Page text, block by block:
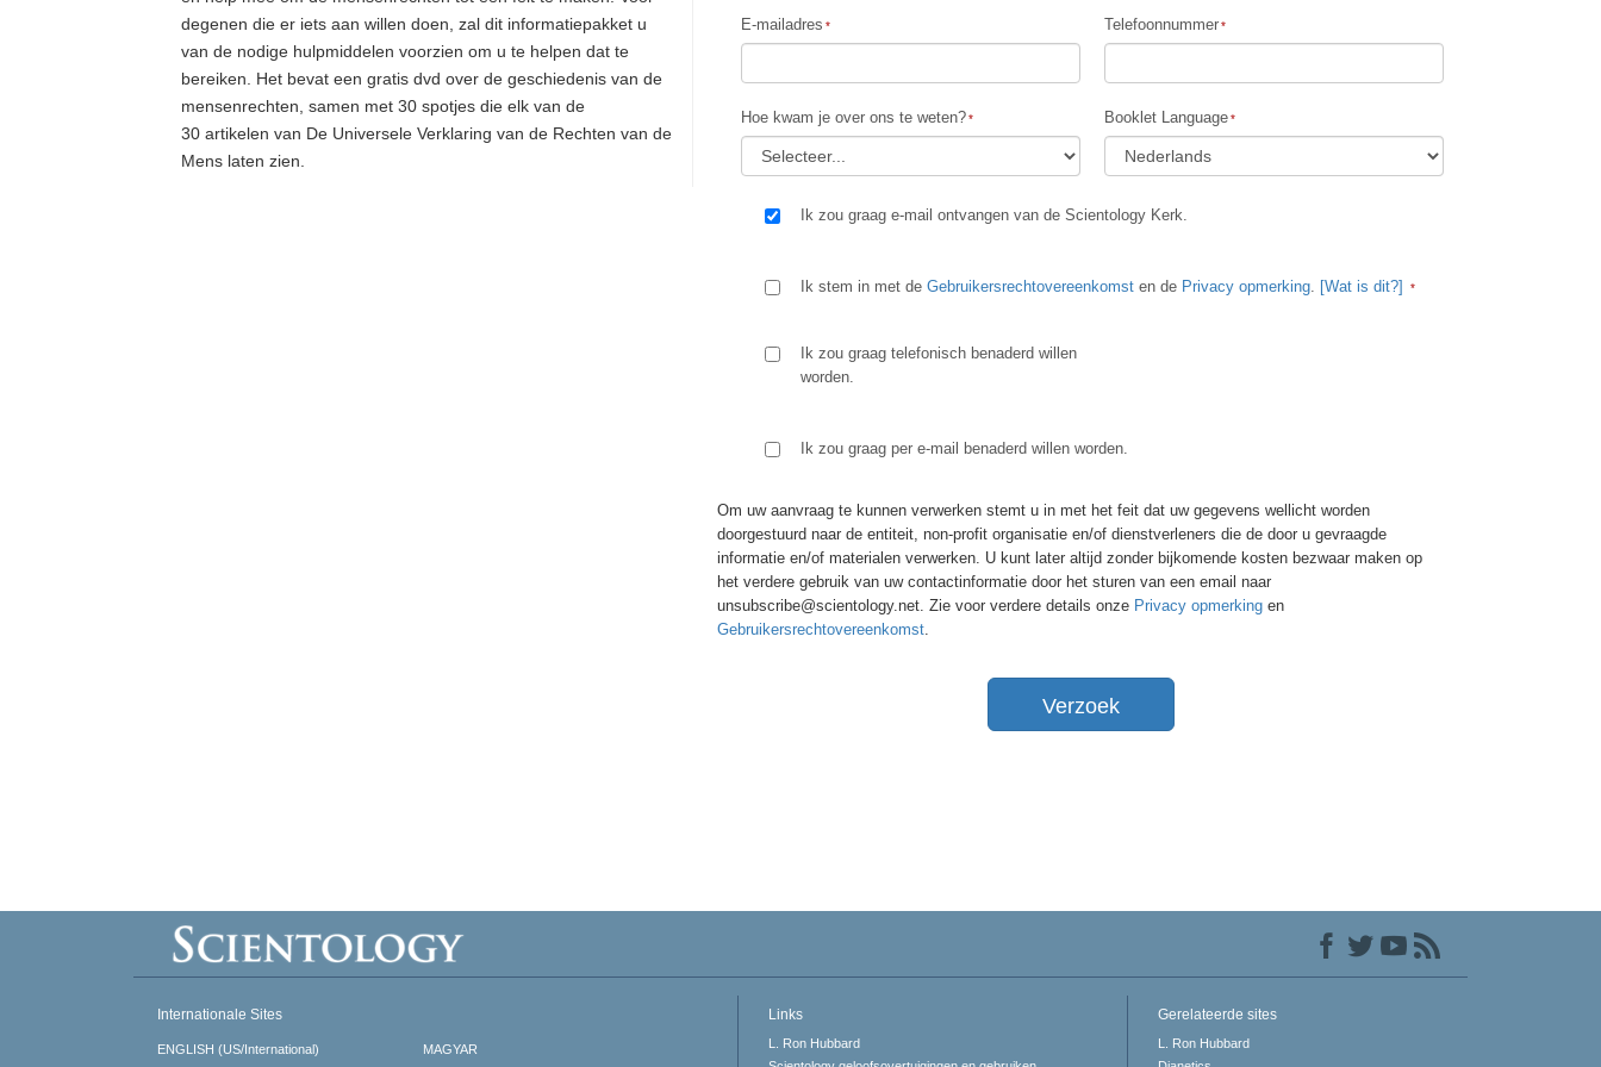
Ethiek en de Condities
De Grondbeginselen van Organiseren
degenen die er iets aan willen doen, zal dit informatiepakket u
van de nodige hulpmiddelen voorzien om u te helpen dat te
bereiken. Het bevat een gratis dvd over de geschiedenis van de
mensenrechten, samen met 30 spotjes die elk van de
30 artikelen van De Universele Verklaring van de Rechten van de
Mens laten zien.
E-mailadres Telefoonnummer
Hoe kwam je over ons te weten? Booklet Language
Ik zou graag e-mail ontvangen van de Scientology Kerk.
Ik stem in met de Gebruikersrechtovereenkomst en de Privacy opmerking. [Wat is dit?]
Ik zou graag telefonisch benaderd willen
worden.
Ik zou graag per e-mail benaderd willen worden.
Om uw aanvraag te kunnen verwerken stemt u in met het feit dat uw gegevens wellicht worden
doorgestuurd naar de entiteit, non-profit organisatie en/of dienstverleners die de door u gevraagde
informatie en/of materialen verwerken. U kunt later altijd zonder bijkomende kosten bezwaar maken op
het verdere gebruik van uw contactinformatie door het sturen van een email naar
unsubscribe@scientology.net. Zie voor verdere details onze Privacy opmerking en
Gebruikersrechtovereenkomst.
Verzoek
Internationale Sites
ENGLISH (US/International)
MAGYAR
Links
L. Ron Hubbard
Gerelateerde sites
L. Ron Hubbard